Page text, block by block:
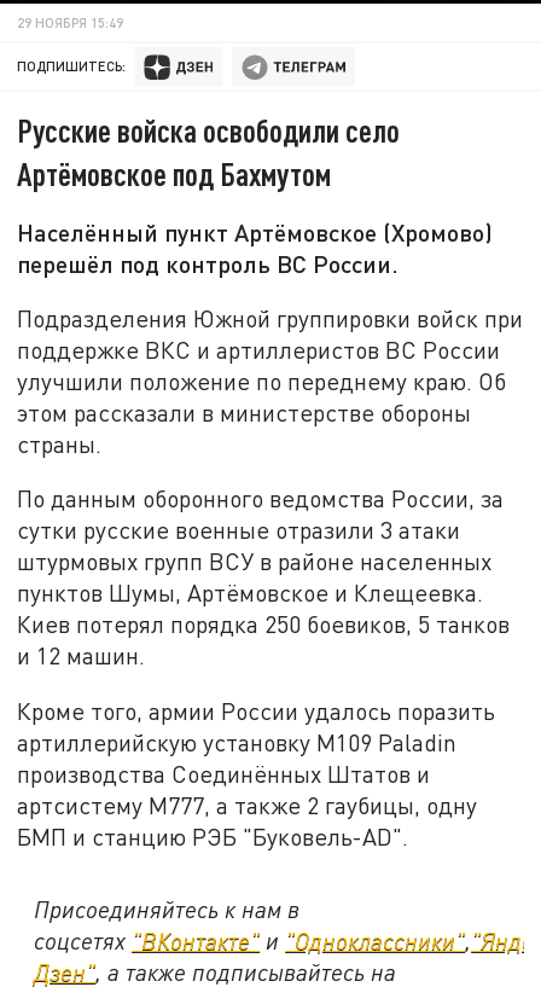
29 НОЯБРЯ 15:49
ПОДПИШИТЕСЬ:
Русские войска освободили село
Артёмовское под Бахмутом
Населённый пункт Артёмовское (Хромово)
перешёл под контроль ВС России.
Подразделения Южной группировки войск при
поддержке ВКС и артиллеристов ВС России
улучшили положение по переднему краю. Об
этом рассказали в министерстве обороны
страны.
По данным оборонного ведомства России, за
сутки русские военные отразили 3 атаки
штурмовых групп ВСУ в районе населенных
пунктов Шумы, Артёмовское и Клещеевка.
Киев потерял порядка 250 боевиков, 5 танков
и 12 машин.
Кроме того, армии России удалось поразить
артиллерийскую установку M109 Paladin
производства Соединённых Штатов и
артсистему M777, а также 2 гаубицы, одну
БМП и станцию РЭБ "Буковель-AD".
Присоединяйтесь к нам в
соцсетях "ВКонтакте" и "Одноклассники",
Дзен", а также подписывайтесь на